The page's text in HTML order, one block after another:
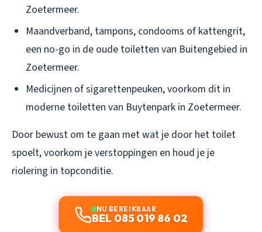
Zoetermeer.
Maandverband, tampons, condooms of kattengrit,
een no-go in de oude toiletten van Buitengebied in
Zoetermeer.
Medicijnen of sigarettenpeuken, voorkom dit in
moderne toiletten van Buytenpark in Zoetermeer.
Door bewust om te gaan met wat je door het toilet
spoelt, voorkom je verstoppingen en houd je je
riolering in topconditie.
NU BEREIKBAAR
BEL 085 019 86 02